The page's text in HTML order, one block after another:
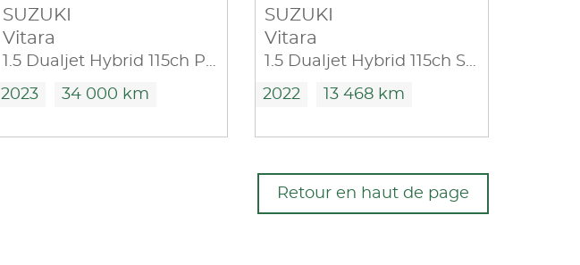
SUZUKI
Vitara
1.5 Dualjet Hybrid 115ch Privilège Auto Allgrip MY24
2023 34 000 km
SUZUKI
Vitara
1.5 Dualjet Hybrid 115ch Style Auto
2022 13 468 km
Retour en haut de page